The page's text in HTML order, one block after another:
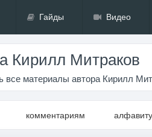
Гайды Видео
Кирилл Митраков
все материалы автора Кирилл
комментариям алфавиту